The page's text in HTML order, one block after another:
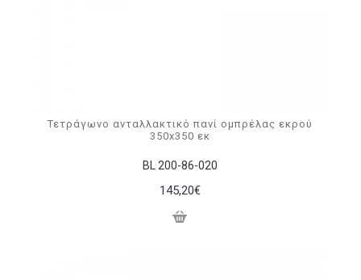
BL 200-86-020
Τετράγωνο ανταλλακτικό πανί ομπρέλας εκρού
350x350 εκ
145,20€